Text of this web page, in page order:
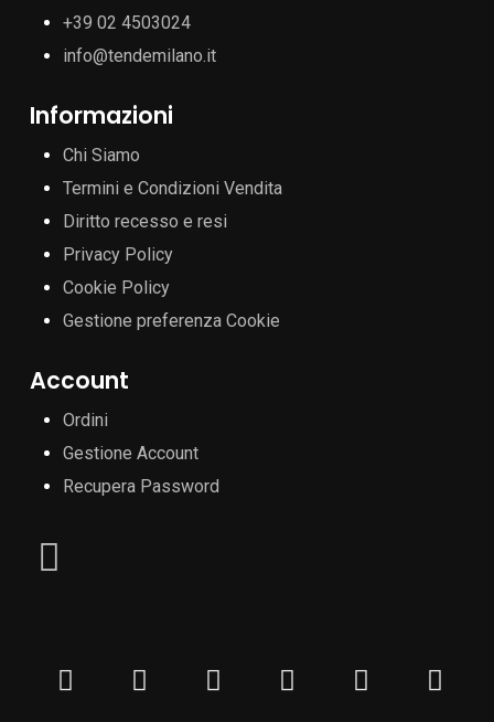
+39 02 4503024
info@tendemilano.it
Informazioni
Chi Siamo
Termini e Condizioni Vendita
Diritto recesso e resi
Privacy Policy
Cookie Policy
Gestione preferenza Cookie
Account
Ordini
Gestione Account
Recupera Password